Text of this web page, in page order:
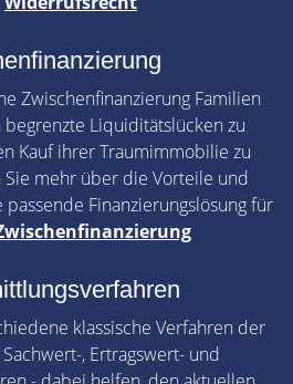
Zwischenfinanzierung Familien
Liquiditätslücken zu
Kauf ihrer Traumimmobilie zu
mehr über die Vorteile und
Finanzierungslösung für
klassische Verfahren der
, Ertragswert- und